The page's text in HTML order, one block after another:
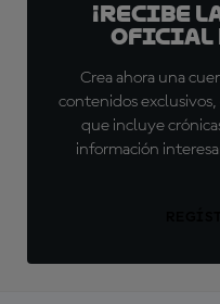
¡Recibe
oficial
Crea ahora una
contenidos
que incluye
información